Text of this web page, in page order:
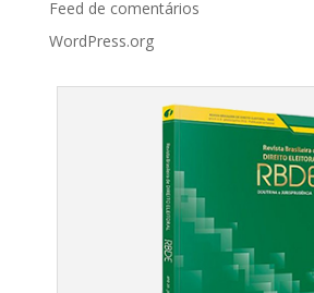
Feed de comentários
WordPress.org